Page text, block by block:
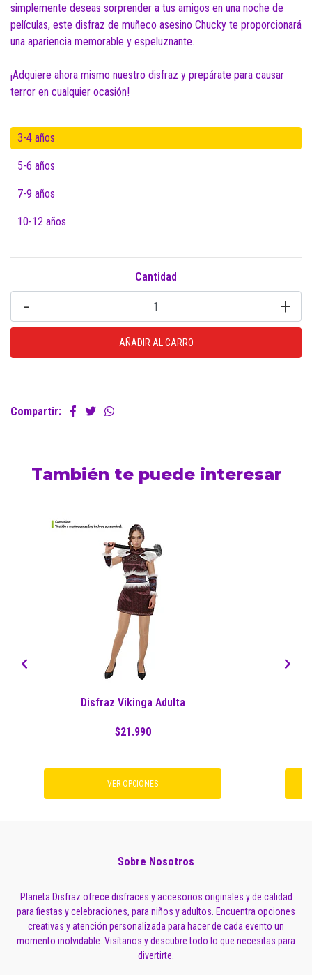
simplemente deseas sorprender a tus amigos en una noche de
películas, este disfraz de muñeco asesino Chucky te proporcionará
una apariencia memorable y espeluznante.
¡Adquiere ahora mismo nuestro disfraz y prepárate para causar
terror en cualquier ocasión!
3-4 años
5-6 años
7-9 años
10-12 años
Cantidad
- +
Compartir:
También te puede interesar
Disfraz Vikinga Adulta
$21.990
VER OPCIONES
Sobre Nosotros
Planeta Disfraz ofrece disfraces y accesorios originales y de calidad
para fiestas y celebraciones, para niños y adultos. Encuentra opciones
creativas y atención personalizada para hacer de cada evento un
momento inolvidable. Visítanos y descubre todo lo que necesitas para
divertirte.